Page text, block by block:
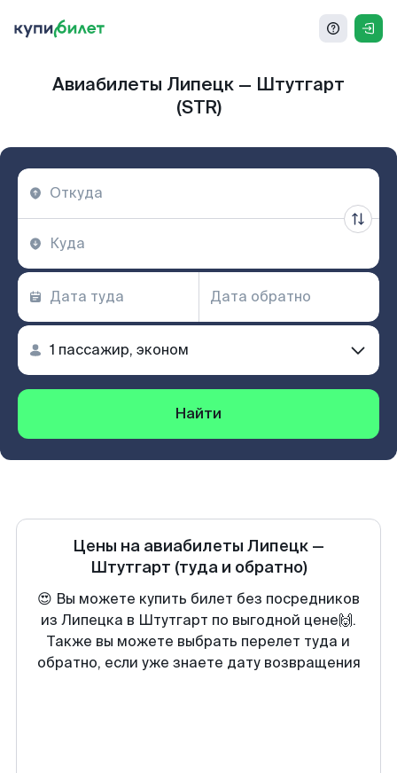
Авиабилеты Липецк — Штутгарт
(STR)
Найти
Цены на авиабилеты Липецк —
Штутгарт (туда и обратно)
😍 Вы можете купить билет без посредников
из Липецка в Штутгарт по выгодной цене🙌.
Также вы можете выбрать перелет туда и
обратно, если уже знаете дату возвращения